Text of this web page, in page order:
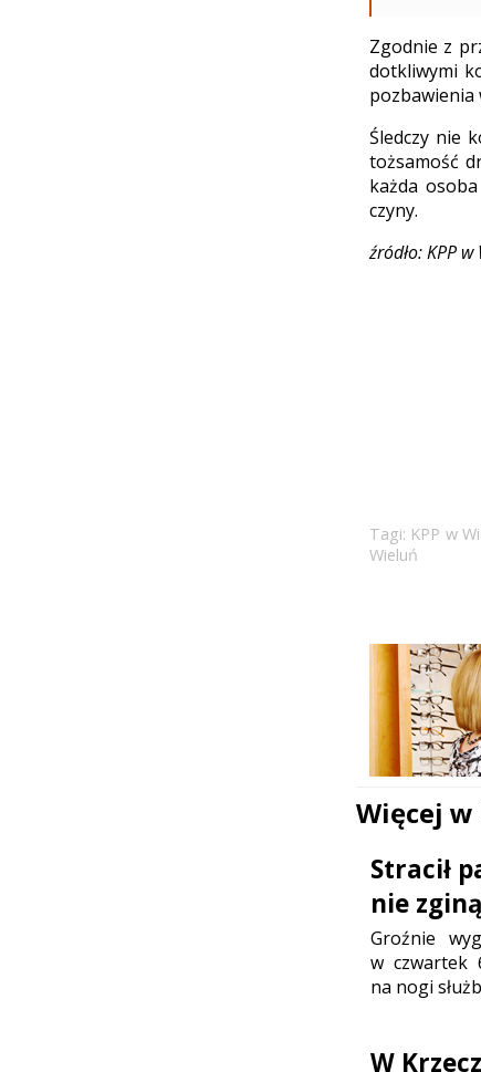
Zgodnie z
dotkliwymi
pozbawienia
Śledczy nie
tożsamość
każda
czyny.
źródło: KPP
Tagi: KPP w
Wieluń
Więcej
Stracił
nie
Groźnie
w czwartek
na nogi
W